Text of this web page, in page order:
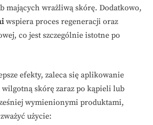
mających wrażliwą skórę. Dodatkowo,
wspiera proces regeneracji oraz
co jest szczególnie istotne po
efekty, zaleca się aplikowanie
skórę zaraz po kąpieli lub
wymienionymi produktami,
użycie: